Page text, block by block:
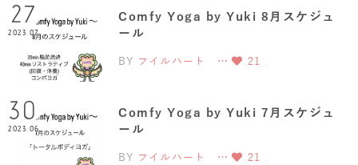
27
2023.07
Comfy Yoga by Yuki 8月スケジュ
ール
BY フイルハート … 21
30
2023.06
Comfy Yoga by Yuki 7月スケジュ
ール
BY フイルハート … 21